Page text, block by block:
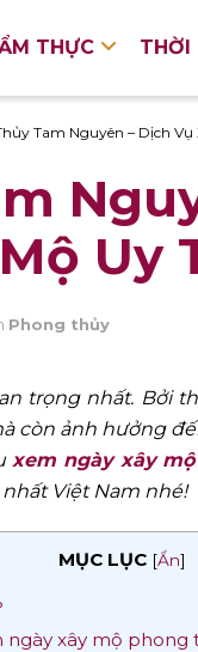
THỰC THỜI
Tam Nguyên – Dịch Vụ
Uy
Phong thủy
trọng nhất. Bởi
còn ảnh hưởng
xem ngày xây mộ
Việt Nam nhé!
MỤC LỤC [Ẩn]
ngày xây mộ